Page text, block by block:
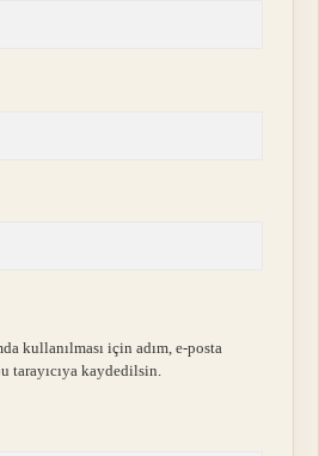
kullanılması için adım, e-posta
tarayıcıya kaydedilsin.